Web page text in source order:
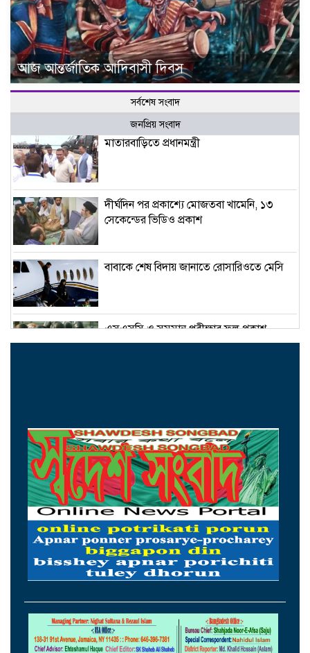
আজ আন্তর্জাতিক আদিবাসী দিবস
সর্বশেষ সংবাদ
জনপ্রিয় সংবাদ
মাতারবাড়িতে প্রধানমন্ত্রী
দীর্ঘদিন পর প্রকাশ্যে মোজতবা খামেনি, ১৩
সেকেন্ডের ভিডিও প্রকাশ
বাবাকে শেষ বিদায় জানাতে রোসারিওতে মেসি
এসএসসি ও সমমান পরীক্ষার ফল প্রকাশ
সোমবার
আজ আন্তর্জাতিক আদিবাসী দিবস
ইরান-ওমান সমঝোতা প্রায় চূড়ান্ত
আজ চট্টগ্রাম ও কক্সবাজারে যাচ্ছেন প্রধানমন্ত্রী
তরুণরা নেতৃত্ব দিলে প্রযুক্তিনির্ভর উন্নয়ন টেকসই